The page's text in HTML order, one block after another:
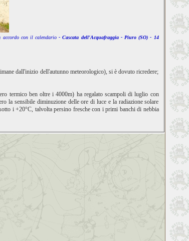
accordo con il calendario- Cascata dell'Acquafraggia - Piuro (SO) - 14
dall'inizio dell'autunno meteorologico), si è dovuto ricredere;
termico ben oltre i 4000m) ha regalato scampoli di luglio con
la sensibile diminuzione delle ore di luce e la radiazione solare
i +20°C, talvolta persino fresche con i primi banchi di nebbia